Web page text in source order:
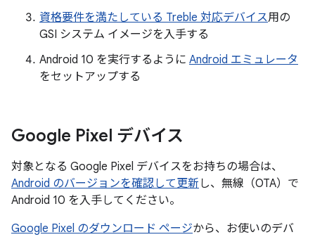
資格要件を満たしている Treble 対応デバイス用の
GSI システム イメージを入手する
Android 10 を実行するように Android エミュレータ
をセットアップする
Google Pixel デバイス
対象となる Google Pixel デバイスをお持ちの場合は、
Android のバージョンを確認して更新 し、無線（OTA）で
Android 10 を入手してください。
Google Pixel のダウンロード ページから、お使いのデバ